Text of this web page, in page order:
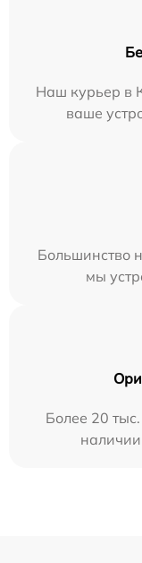
Наш курьер в
ваше
Большинство
мы
Более 20